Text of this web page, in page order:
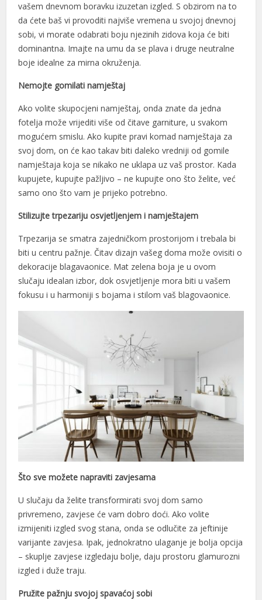
vašem dnevnom boravku izuzetan izgled. S obzirom na to
da ćete baš vi provoditi najviše vremena u svojoj dnevnoj
sobi, vi morate odabrati boju njezinih zidova koja će biti
dominantna. Imajte na umu da se plava i druge neutralne
boje idealne za mirna okruženja.
Nemojte gomilati namještaj
Ako volite skupocjeni namještaj, onda znate da jedna
fotelja može vrijediti više od čitave garniture, u svakom
mogućem smislu. Ako kupite pravi komad namještaja za
svoj dom, on će kao takav biti daleko vredniji od gomile
namještaja koja se nikako ne uklapa uz vaš prostor. Kada
kupujete, kupujte pažljivo – ne kupujte ono što želite, već
samo ono što vam je prijeko potrebno.
Stilizujte trpezariju osvjetljenjem i namještajem
Trpezarija se smatra zajedničkom prostorijom i trebala bi
biti u centru pažnje. Čitav dizajn vašeg doma može ovisiti o
dekoracije blagavaonice. Mat zelena boja je u ovom
slučaju idealan izbor, dok osvjetljenje mora biti u vašem
fokusu i u harmoniji s bojama i stilom vaš blagovaonice.
Što sve možete napraviti zavjesama
U slučaju da želite transformirati svoj dom samo
privremeno, zavjese će vam dobro doći. Ako volite
izmijeniti izgled svog stana, onda se odlučite za jeftinije
varijante zavjesa. Ipak, jednokratno ulaganje je bolja opcija
– skuplje zavjese izgledaju bolje, daju prostoru glamurozni
izgled i duže traju.
Pružite pažnju svojoj spavaćoj sobi